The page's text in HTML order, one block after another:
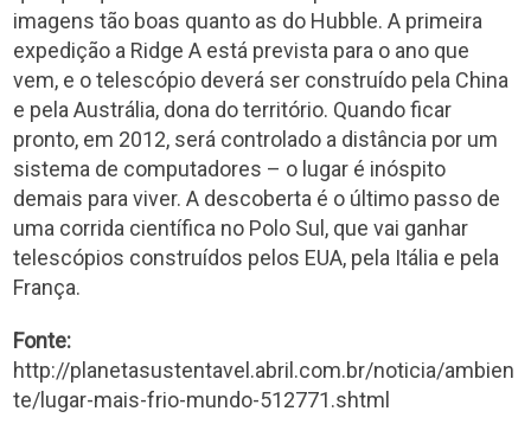
imagens tão boas quanto as do Hubble. A primeira
expedição a Ridge A está prevista para o ano que
vem, e o telescópio deverá ser construído pela China
e pela Austrália, dona do território. Quando ficar
pronto, em 2012, será controlado a distância por um
sistema de computadores – o lugar é inóspito
demais para viver. A descoberta é o último passo de
uma corrida científica no Polo Sul, que vai ganhar
telescópios construídos pelos EUA, pela Itália e pela
França.
Fonte:
http://planetasustentavel.abril.com.br/noticia/ambien
te/lugar-mais-frio-mundo-512771.shtml